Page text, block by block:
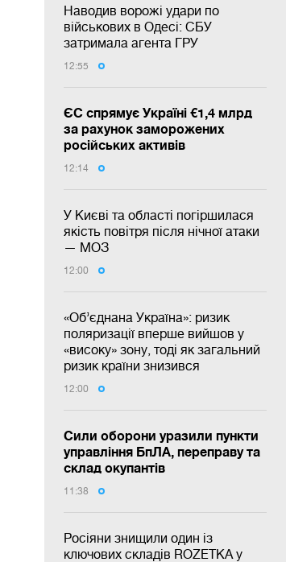
Наводив ворожі удари по
військових в Одесі: СБУ
затримала агента ГРУ
12:55
ЄС спрямує Україні €1,4 млрд
за рахунок заморожених
російських активів
12:14
У Києві та області погіршилася
якість повітря після нічної атаки
— МОЗ
12:00
«Об’єднана Україна»: ризик
поляризації вперше вийшов у
«високу» зону, тоді як загальний
ризик країни знизився
12:00
Сили оборони уразили пункти
управління БпЛА, переправу та
склад окупантів
11:38
Росіяни знищили один із
ключових складів ROZETKA у